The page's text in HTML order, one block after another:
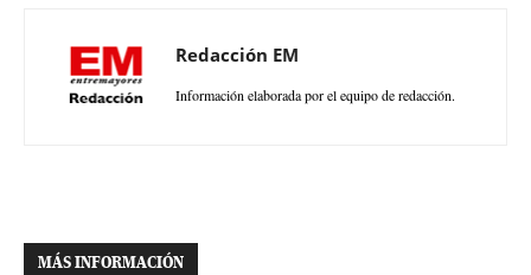
Redacción EM
Información elaborada por el equipo de redacción.
MÁS INFORMACIÓN